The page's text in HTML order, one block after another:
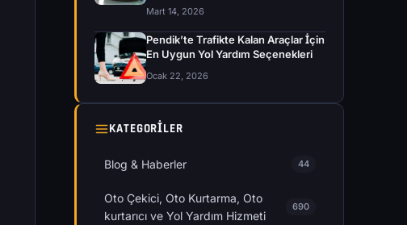
Mart 14, 2026
Pendik’te Trafikte Kalan Araçlar İçin
En Uygun Yol Yardım Seçenekleri
Ocak 22, 2026
KATEGORILER
Blog & Haberler 44
Oto Çekici, Oto Kurtarma, Oto
kurtarıcı ve Yol Yardım Hizmeti
690